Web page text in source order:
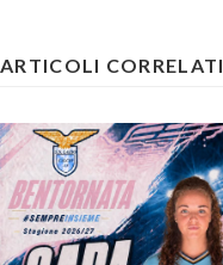
ARTICOLI CORRELATI